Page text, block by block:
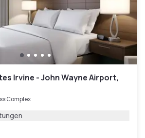
Irvine - John Wayne Airport,
Complex